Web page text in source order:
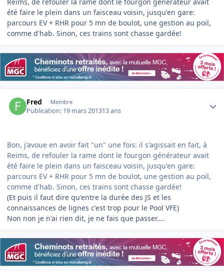
Reims, de refouler la rame dont le fourgon générateur avait
été faire le plein dans un faisceau voisin, jusqu'en gare:
parcours EV + RHR pour 5 mn de boulot, une gestion au poil,
comme d'hab. Sinon, ces trains sont chasse gardée!
Fred Membre
Publication: 19 mars 201313 ans
Bon, j'avoue en avoir fait "un" une fois: il s'agissait en fait, à
Reims, de refouler la rame dont le fourgon générateur avait
été faire le plein dans un faisceau voisin, jusqu'en gare:
parcours EV + RHR pour 5 mn de boulot, une gestion au poil,
comme d'hab. Sinon, ces trains sont chasse gardée!
(Et puis il faut dire qu'entre la durée des JS et les
connaissances de lignes c'est trop pour le Pool VFE)
Non non je n'ai rien dit, je ne fais que passer....